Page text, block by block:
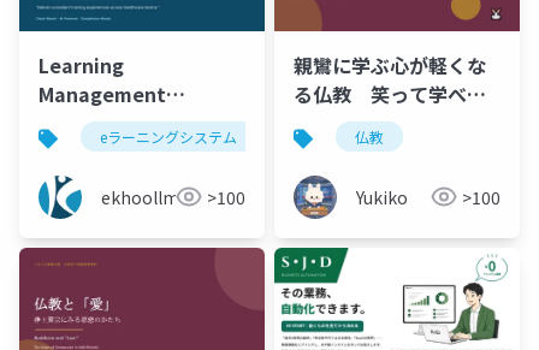
Learning
Management
Software in the UK
for Healthcare
Training and
Compliance
eラーニングシステム e-khoolソフトウェア
ekhoollms >100
親鸞に学ぶ心が軽くな
る仏教 笑って学べる
考え方＋明日から使え
るフレーズ集つき
仏教
Yukiko >100